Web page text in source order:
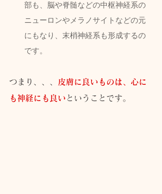
部も、脳や脊髄などの中枢神経系の
ニューロンやメラノサイトなどの元
にもなり、末梢神経系も形成するの
です。
つまり、、、
皮膚に良いものは、心に
も神経にも良い ということです。